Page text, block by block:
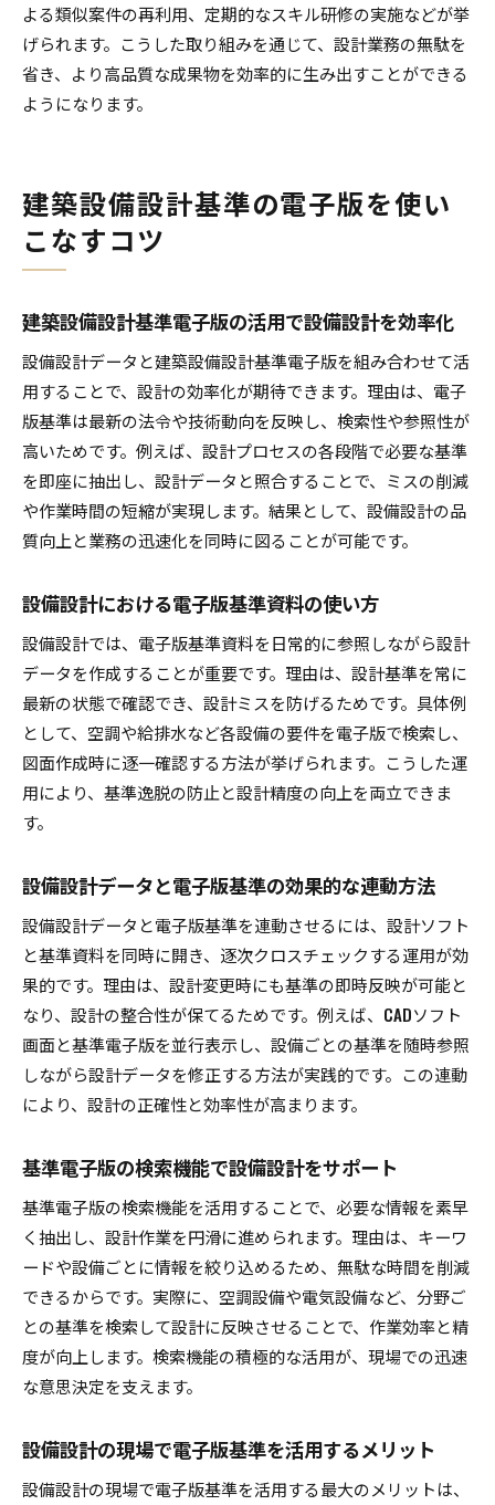
よる類似案件の再利用、定期的なスキル研修の実施などが挙
げられます。こうした取り組みを通じて、設計業務の無駄を
省き、より高品質な成果物を効率的に生み出すことができる
ようになります。
建築設備設計基準の電子版を使い
こなすコツ
建築設備設計基準電子版の活用で設備設計を効率化
設備設計データと建築設備設計基準電子版を組み合わせて活
用することで、設計の効率化が期待できます。理由は、電子
版基準は最新の法令や技術動向を反映し、検索性や参照性が
高いためです。例えば、設計プロセスの各段階で必要な基準
を即座に抽出し、設計データと照合することで、ミスの削減
や作業時間の短縮が実現します。結果として、設備設計の品
質向上と業務の迅速化を同時に図ることが可能です。
設備設計における電子版基準資料の使い方
設備設計では、電子版基準資料を日常的に参照しながら設計
データを作成することが重要です。理由は、設計基準を常に
最新の状態で確認でき、設計ミスを防げるためです。具体例
として、空調や給排水など各設備の要件を電子版で検索し、
図面作成時に逐一確認する方法が挙げられます。こうした運
用により、基準逸脱の防止と設計精度の向上を両立できま
す。
設備設計データと電子版基準の効果的な連動方法
設備設計データと電子版基準を連動させるには、設計ソフト
と基準資料を同時に開き、逐次クロスチェックする運用が効
果的です。理由は、設計変更時にも基準の即時反映が可能と
なり、設計の整合性が保てるためです。例えば、CADソフト
画面と基準電子版を並行表示し、設備ごとの基準を随時参照
しながら設計データを修正する方法が実践的です。この連動
により、設計の正確性と効率性が高まります。
基準電子版の検索機能で設備設計をサポート
基準電子版の検索機能を活用することで、必要な情報を素早
く抽出し、設計作業を円滑に進められます。理由は、キーワ
ードや設備ごとに情報を絞り込めるため、無駄な時間を削減
できるからです。実際に、空調設備や電気設備など、分野ご
との基準を検索して設計に反映させることで、作業効率と精
度が向上します。検索機能の積極的な活用が、現場での迅速
な意思決定を支えます。
設備設計の現場で電子版基準を活用するメリット
設備設計の現場で電子版基準を活用する最大のメリットは、